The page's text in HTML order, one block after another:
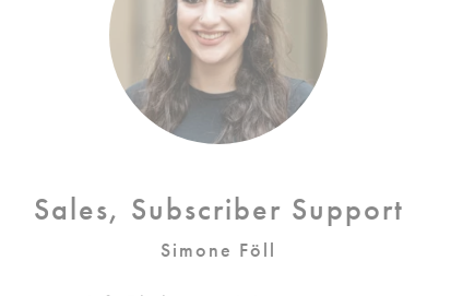
Sales, Subscriber Support
Simone Föll